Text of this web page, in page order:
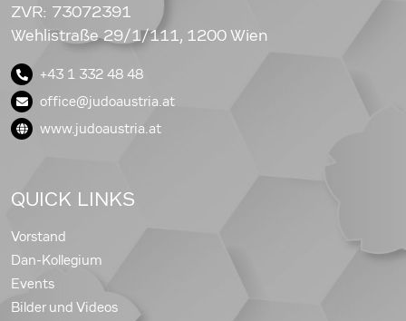
ZVR: 73072391
Wehlistraße 29/1/111, 1200 Wien
+43 1 332 48 48
office@judoaustria.at
www.judoaustria.at
QUICK LINKS
Vorstand
Dan-Kollegium
Events
Bilder und Videos